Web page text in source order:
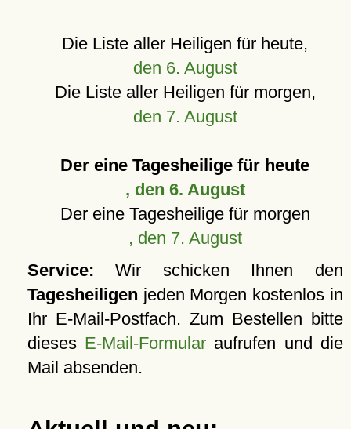
Die Liste aller Heiligen für heute,
den 6. August
Die Liste aller Heiligen für morgen,
den 7. August
Der eine Tagesheilige für heute
, den 6. August
Der eine Tagesheilige für morgen
, den 7. August
Service: Wir schicken Ihnen den
Tagesheiligen jeden Morgen kostenlos in
Ihr E-Mail-Postfach. Zum Bestellen bitte
dieses E-Mail-Formular aufrufen und die
Mail absenden.